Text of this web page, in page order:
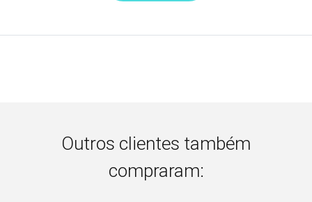
Outros clientes também
compraram: